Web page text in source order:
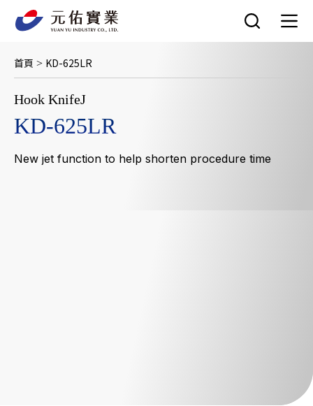
首頁 > KD-625LR
Hook KnifeJ
KD-625LR
New jet function to help shorten procedure time